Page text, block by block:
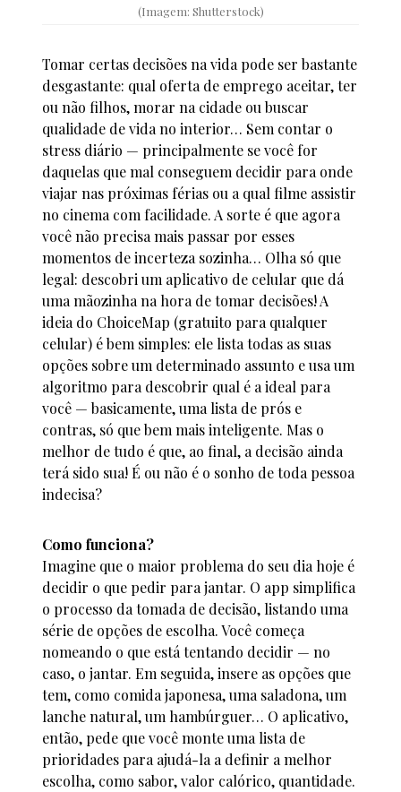
(Imagem: Shutterstock)
Tomar certas decisões na vida pode ser bastante
desgastante: qual oferta de emprego aceitar, ter
ou não filhos, morar na cidade ou buscar
qualidade de vida no interior… Sem contar o
stress diário — principalmente se você for
daquelas que mal conseguem decidir para onde
viajar nas próximas férias ou a qual filme assistir
no cinema com facilidade. A sorte é que agora
você não precisa mais passar por esses
momentos de incerteza sozinha… Olha só que
legal: descobri um aplicativo de celular que dá
uma mãozinha na hora de tomar decisões! A
ideia do ChoiceMap (gratuito para qualquer
celular) é bem simples: ele lista todas as suas
opções sobre um determinado assunto e usa um
algoritmo para descobrir qual é a ideal para
você — basicamente, uma lista de prós e
contras, só que bem mais inteligente. Mas o
melhor de tudo é que, ao final, a decisão ainda
terá sido sua! É ou não é o sonho de toda pessoa
indecisa?
Como funciona?
Imagine que o maior problema do seu dia hoje é
decidir o que pedir para jantar. O app simplifica
o processo da tomada de decisão, listando uma
série de opções de escolha. Você começa
nomeando o que está tentando decidir — no
caso, o jantar. Em seguida, insere as opções que
tem, como comida japonesa, uma saladona, um
lanche natural, um hambúrguer… O aplicativo,
então, pede que você monte uma lista de
prioridades para ajudá-la a definir a melhor
escolha, como sabor, valor calórico, quantidade.